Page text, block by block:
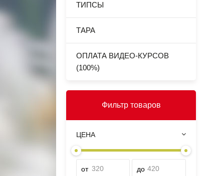
ТИПСЫ
ТАРА
ОПЛАТА ВИДЕО-КУРСОВ
(100%)
Фильтр товаров
ЦЕНА
от до